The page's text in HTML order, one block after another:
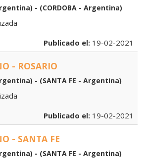
- (CORDOBA - Argentina)
Publicado el: 19-02-2021
- ROSARIO
- (SANTA FE - Argentina)
Publicado el: 19-02-2021
- SANTA FE
- (SANTA FE - Argentina)